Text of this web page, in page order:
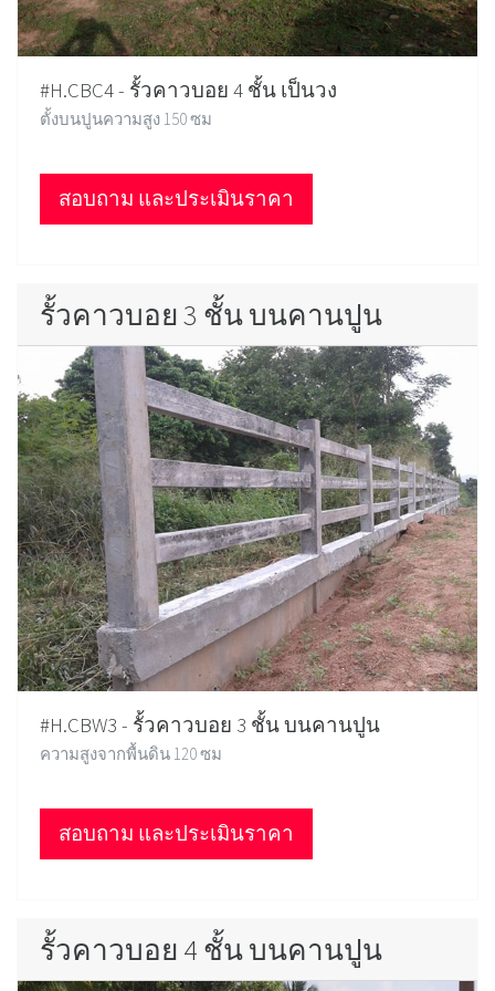
#H.CBC4 - รั้วคาวบอย 4 ชั้น เป็นวง
ตั้งบนปูนความสูง 150 ซม
สอบถาม และประเมินราคา
รั้วคาวบอย 3 ชั้น บนคานปูน
#H.CBW3 - รั้วคาวบอย 3 ชั้น บนคานปูน
ความสูงจากพื้นดิน 120 ซม
สอบถาม และประเมินราคา
รั้วคาวบอย 4 ชั้น บนคานปูน